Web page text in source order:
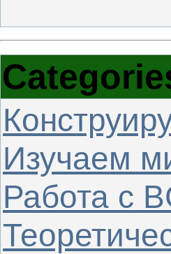
Изучаем
Работа с